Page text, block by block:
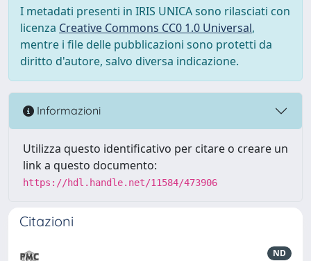
I metadati presenti in IRIS UNICA sono rilasciati con
licenza Creative Commons CC0 1.0 Universal,
mentre i file delle pubblicazioni sono protetti da
diritto d'autore, salvo diversa indicazione.
Informazioni
Utilizza questo identificativo per citare o creare un
link a questo documento:
https://hdl.handle.net/11584/473906
Citazioni
ND